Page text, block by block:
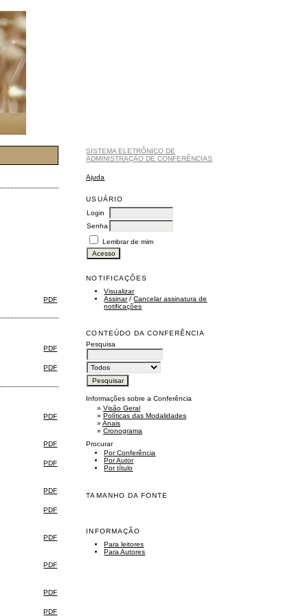
SISTEMA ELETRÔNICO DE
ADMINISTRAÇÃO DE CONFERÊNCIAS
Ajuda
USUÁRIO
Login
Senha
Lembrar de mim
NOTIFICAÇÕES
Visualizar
Assinar/Cancelar assinatura de
notificações
CONTEÚDO DA CONFERÊNCIA
Pesquisa
Informações sobre a Conferência
»Visão Geral
»Políticas das Modalidades
»Anais
»Cronograma
Procurar
Por Conferência
Por Autor
Por título
TAMANHO DA FONTE
INFORMAÇÃO
Para leitores
Para Autores
PDF
PDF
PDF
PDF
PDF
PDF
PDF
PDF
PDF
PDF
PDF
PDF